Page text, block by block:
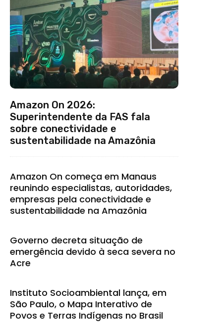
Amazon On 2026:
Superintendente da FAS fala
sobre conectividade e
sustentabilidade na Amazônia
Amazon On começa em Manaus
reunindo especialistas, autoridades,
empresas pela conectividade e
sustentabilidade na Amazônia
Governo decreta situação de
emergência devido à seca severa no
Acre
Instituto Socioambiental lança, em
São Paulo, o Mapa Interativo de
Povos e Terras Indígenas no Brasil